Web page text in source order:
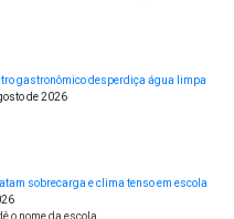
gastronômico desperdiça água limpa
de 2026
sobrecarga e clima tenso em escola
o nome da escola